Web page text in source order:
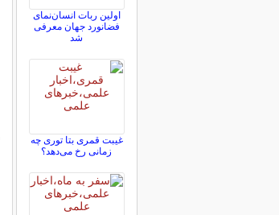
اولین ربات انسان‌نمای
فضانورد جهان معرفی
شد
غیبت قمری بتا توری چه
زمانی رخ می‌دهد؟